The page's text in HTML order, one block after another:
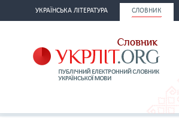
УКРАЇНСЬКА ЛІТЕРАТУРА СЛОВНИК